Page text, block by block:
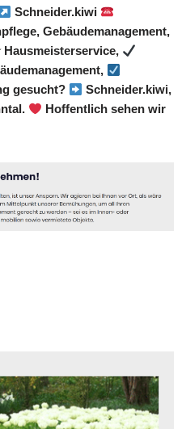
Schneider.kiwi
Gebäudemanagement,
gesucht?
Schneider.kiwi,
Hoffentlich sehen wir